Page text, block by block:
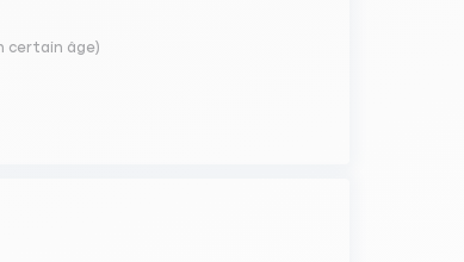
certain âge)